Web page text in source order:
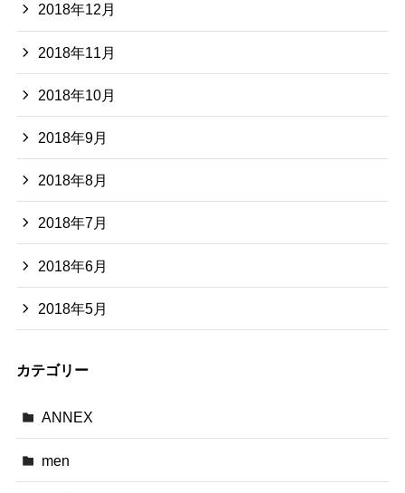
2018年12月
2018年11月
2018年10月
2018年9月
2018年8月
2018年7月
2018年6月
2018年5月
カテゴリー
ANNEX
men